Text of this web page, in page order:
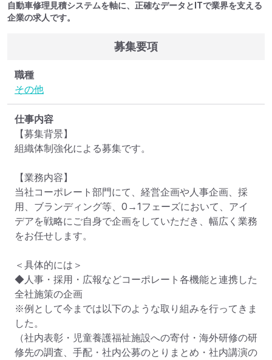
自動車修理見積システムを軸に、正確なデータとITで業界を支える
企業の求人です。
募集要項
職種
その他
仕事内容
【募集背景】
組織体制強化による募集です。
【業務内容】
当社コーポレート部門にて、経営企画や人事企画、採
用、ブランディング等、0→1フェーズにおいて、アイ
デアを戦略にご自身で企画をしていただき、幅広く業務
をお任せします。
＜具体的には＞
◆人事・採用・広報などコーポレート各機能と連携した
全社施策の企画
※例として今までは以下のような取り組みを行ってきま
した。
（社内表彰・児童養護福祉施設への寄付・海外研修の研
修先の調査、手配・社内公募のとりまとめ・社内講演の